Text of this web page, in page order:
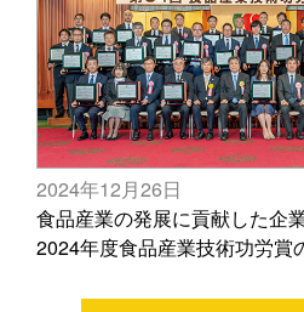
2024年12月26日
食品産業の発展に貢献した企
2024年度食品産業技術功労賞